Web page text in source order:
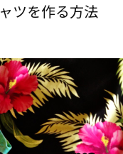
ツを作る方法